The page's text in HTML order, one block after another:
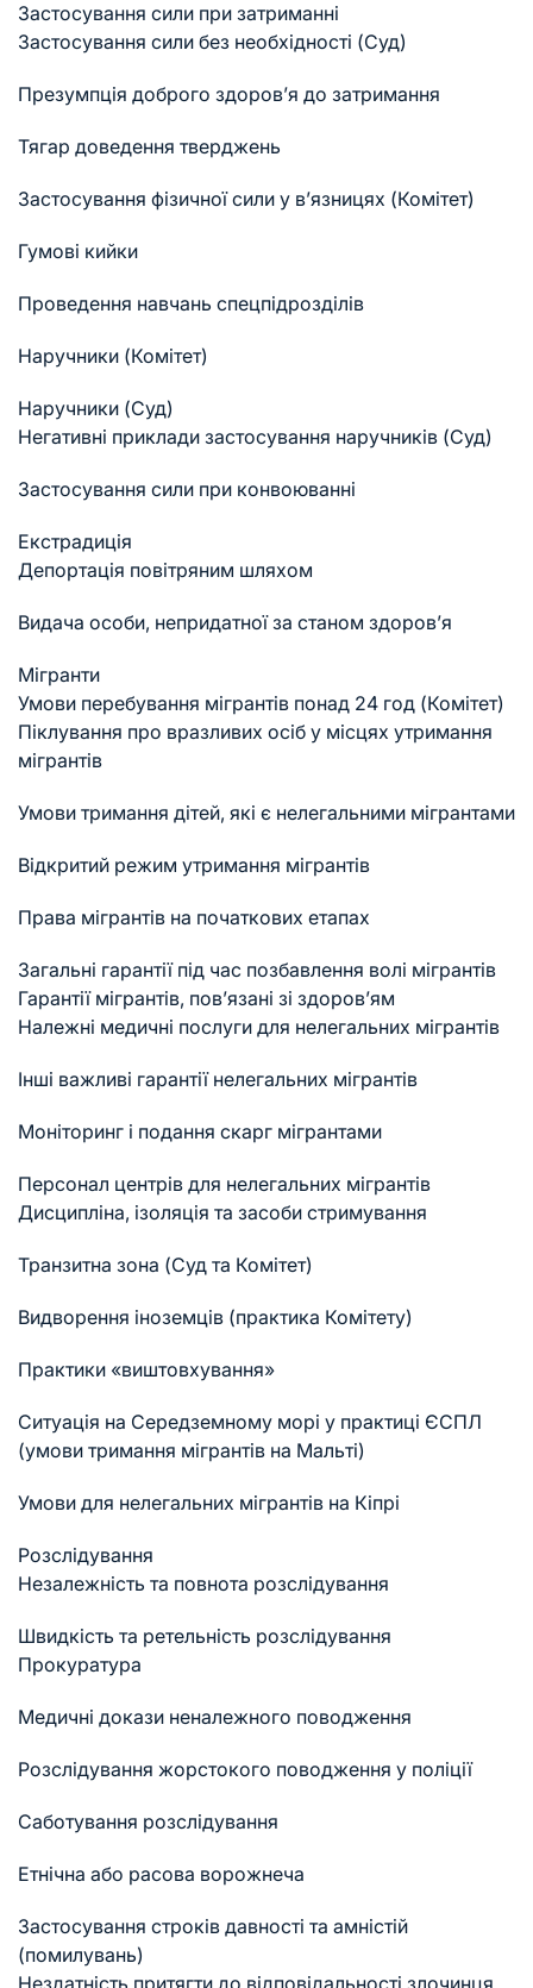
Застосування сили при затриманні
Застосування сили без необхідності (Суд)
Презумпція доброго здоров’я до затримання
Тягар доведення тверджень
Застосування фізичної сили у в’язницях (Комітет)
Гумові кийки
Проведення навчань спецпідрозділів
Наручники (Комітет)
Наручники (Суд)
Негативні приклади застосування наручників (Суд)
Застосування сили при конвоюванні
Екстрадиція
Депортація повітряним шляхом
Видача особи, непридатної за станом здоров’я
Мігранти
Умови перебування мігрантів понад 24 год (Комітет)
Піклування про вразливих осіб у місцях утримання
мігрантів
Умови тримання дітей, які є нелегальними мігрантами
Відкритий режим утримання мігрантів
Права мігрантів на початкових етапах
Загальні гарантії під час позбавлення волі мігрантів
Гарантії мігрантів, пов’язані зі здоров’ям
Належні медичні послуги для нелегальних мігрантів
Інші важливі гарантії нелегальних мігрантів
Моніторинг і подання скарг мігрантами
Персонал центрів для нелегальних мігрантів
Дисципліна, ізоляція та засоби стримування
Транзитна зона (Суд та Комітет)
Видворення іноземців (практика Комітету)
Практики «виштовхування»
Ситуація на Середземному морі у практиці ЄСПЛ
(умови тримання мігрантів на Мальті)
Умови для нелегальних мігрантів на Кіпрі
Розслідування
Незалежність та повнота розслідування
Швидкість та ретельність розслідування
Прокуратура
Медичні докази неналежного поводження
Розслідування жорстокого поводження у поліції
Саботування розслідування
Етнічна або расова ворожнеча
Застосування строків давності та амністій
(помилувань)